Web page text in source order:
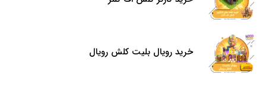
خرید رویال بلیت کلش رویال